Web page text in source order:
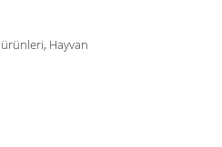
ürünleri, Hayvan